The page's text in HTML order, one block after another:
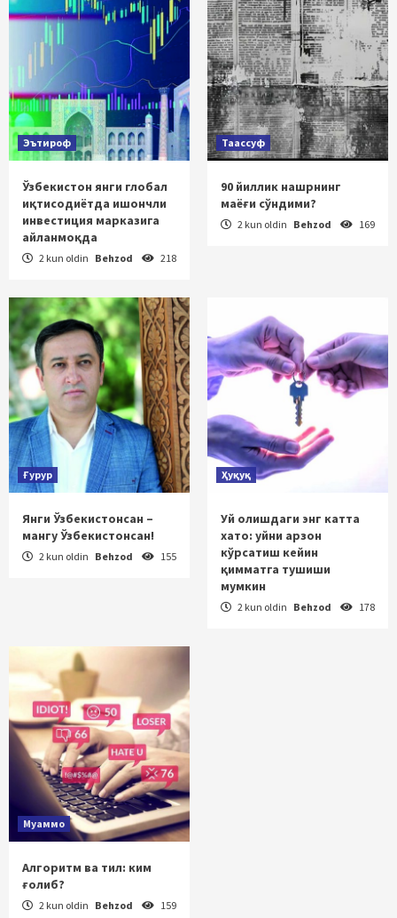
Эътироф
Ўзбекистон янги глобал
иқтисодиётда ишончли
инвестиция марказига
айланмоқда
2 kun oldin Behzod 218
Таассуф
90 йиллик нашрнинг
маёғи сўндими?
2 kun oldin Behzod 169
Ғурур
Янги Ўзбекистонсан –
мангу Ўзбекистонсан!
2 kun oldin Behzod 155
Ҳуқуқ
Уй олишдаги энг катта
хато: уйни арзон
кўрсатиш кейин
қимматга тушиши
мумкин
2 kun oldin Behzod 178
Муаммо
Алгоритм ва тил: ким
ғолиб?
2 kun oldin Behzod 159